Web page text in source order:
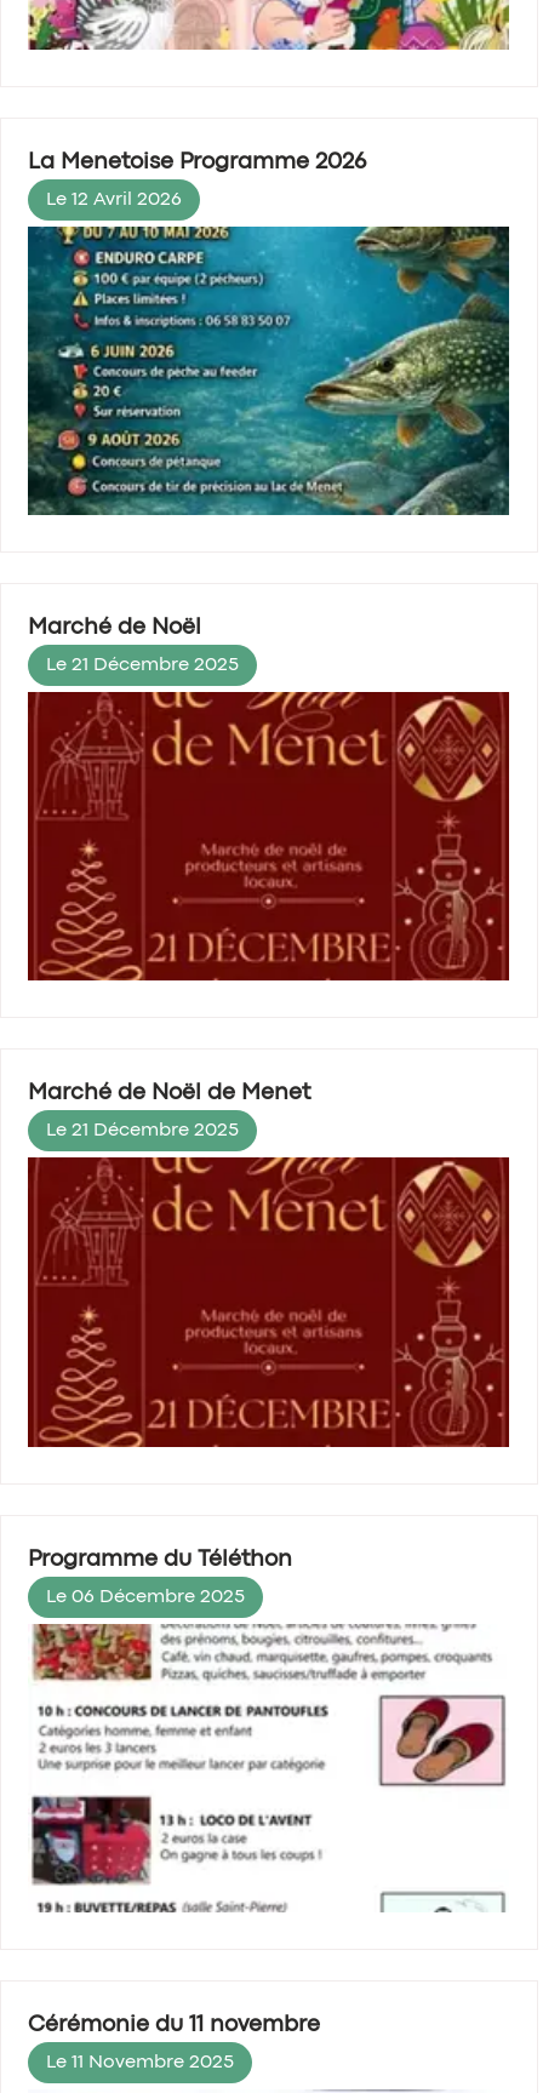
La Menetoise Programme 2026
Le 12 Avril 2026
Marché de Noël
Le 21 Décembre 2025
Marché de Noël de Menet
Le 21 Décembre 2025
Programme du Téléthon
Le 06 Décembre 2025
Cérémonie du 11 novembre
Le 11 Novembre 2025